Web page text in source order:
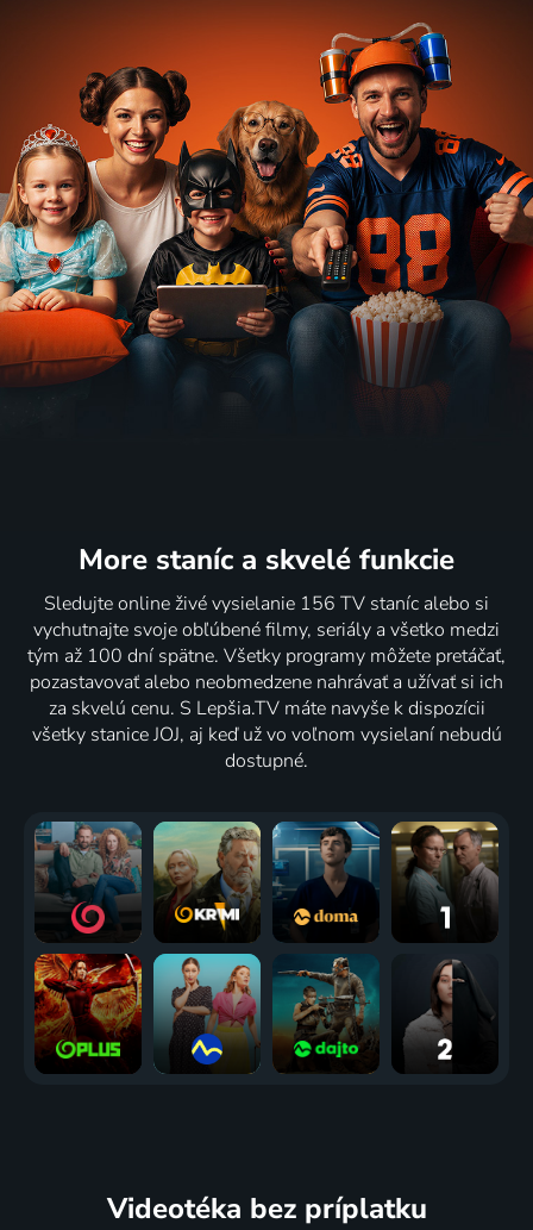
More staníc a skvelé funkcie
Sledujte online živé vysielanie 156 TV staníc alebo si
vychutnajte svoje obľúbené filmy, seriály a všetko medzi
tým až 100 dní spätne. Všetky programy môžete pretáčať,
pozastavovať alebo neobmedzene nahrávať a užívať si ich
za skvelú cenu. S Lepšia.TV máte navyše k dispozícii
všetky stanice JOJ, aj keď už vo voľnom vysielaní nebudú
dostupné.
Videotéka bez príplatku